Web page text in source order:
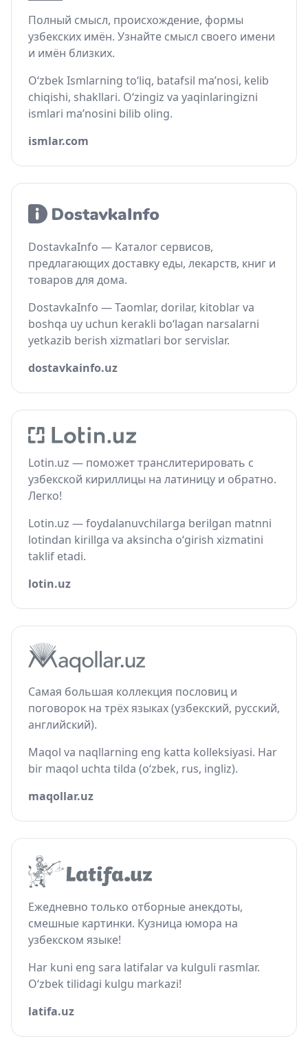
Полный смысл, происхождение, формы
узбекских имён. Узнайте смысл своего имени
и имён близких.
O‘zbek Ismlarning to‘liq, batafsil ma’nosi, kelib
chiqishi, shakllari. O‘zingiz va yaqinlaringizni
ismlari ma’nosini bilib oling.
ismlar.com
DostavkaInfo — Каталог сервисов,
предлагающих доставку еды, лекарств, книг и
товаров для дома.
DostavkaInfo — Taomlar, dorilar, kitoblar va
boshqa uy uchun kerakli bo‘lagan narsalarni
yetkazib berish xizmatlari bor servislar.
dostavkainfo.uz
Lotin.uz — поможет транслитерировать с
узбекской кириллицы на латиницу и обратно.
Легко!
Lotin.uz — foydalanuvchilarga berilgan matnni
lotindan kirillga va aksincha o‘girish xizmatini
taklif etadi.
lotin.uz
Самая большая коллекция пословиц и
поговорок на трёх языках (узбекский, русский,
английский).
Maqol va naqllarning eng katta kolleksiyasi. Har
bir maqol uchta tilda (o‘zbek, rus, ingliz).
maqollar.uz
Ежедневно только отборные анекдоты,
смешные картинки. Кузница юмора на
узбекском языке!
Har kuni eng sara latifalar va kulguli rasmlar.
O‘zbek tilidagi kulgu markazi!
latifa.uz